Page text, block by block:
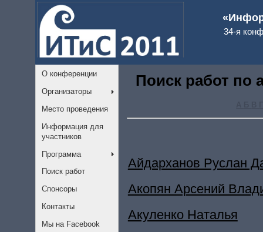
34-я
О конференции
Организаторы
Место проведения
Информация для
участников
Программа
Поиск работ
Спонсоры
Контакты
Мы на Facebook
Поиск работ по
Айдарханов Руслан
Акопян Арсений
Акуленко Наталья